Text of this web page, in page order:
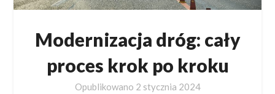
Modernizacja dróg: cały
proces krok po kroku
Opublikowano 2 stycznia 2024